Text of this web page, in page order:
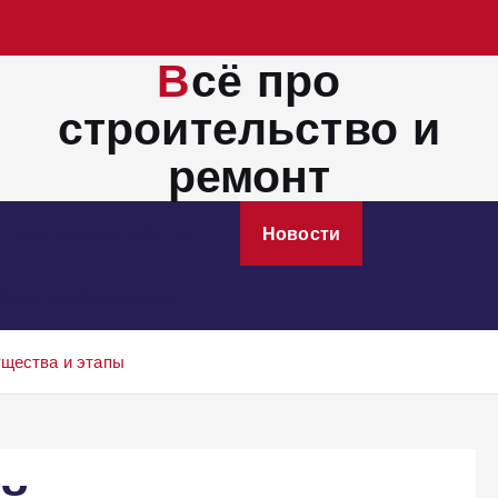
Всё про
строительство и
ремонт
Новости
и этапы